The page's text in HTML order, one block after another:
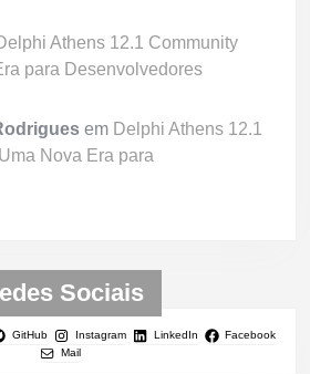
Athens 12.1 Community
para Desenvolvedores
em Delphi Athens 12.1
Nova Era para
Sociais
GitHub Instagram LinkedIn
Facebook
Mail